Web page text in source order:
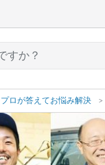
プロが答えてお悩み解決